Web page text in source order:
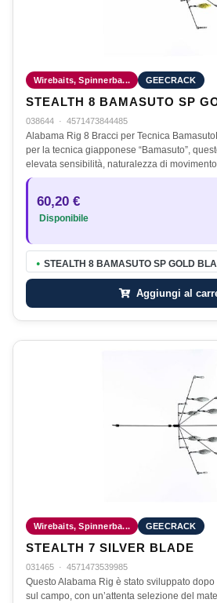
Wirebaits, Spinnerba... GEECRACK
STEALTH 8 BAMASUTO SP
038644 · 4571473844485
Alabama Rig 8 Bracci per Tecnica
per la tecnica giapponese “Bamasuto”,
elevata sensibilità, naturalezza di
60,20 €
Disponibile
● STEALTH 8 BAMASUTO SP GOLD
Aggiungi al
Wirebaits, Spinnerba... GEECRACK
STEALTH 7 SILVER BLADE
031465 · 4571473539985
Questo Alabama Rig è stato sviluppato
sul campo, con un’attenta selezione del